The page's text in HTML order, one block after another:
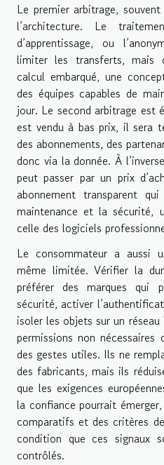
Le premier arbitrage,
l’architecture. Le
d’apprentissage, ou
limiter les transferts, mais
calcul embarqué, une
des équipes capables de
jour. Le second arbitrage est
est vendu à bas prix, il sera
des abonnements, des
donc via la donnée. À
peut passer par un prix
abonnement transparent
maintenance et la sécurité,
celle des logiciels
Le consommateur a aussi
même limitée. Vérifier la
préférer des marques qui
sécurité, activer
isoler les objets sur un
permissions non
des gestes utiles. Ils ne
des fabricants, mais ils
que les exigences
la confiance pourrait
comparatifs et des critères
condition que ces signaux
contrôlés.